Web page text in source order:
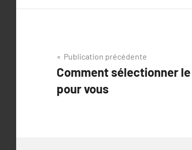
Navigation
de
l’article
Publication précédente
Comment sélectionner
pour vous